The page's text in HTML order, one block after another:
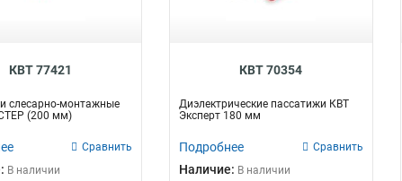
КВТ 77421
слесарно-монтажные
(200 мм)
Сравнить
В наличии
КВТ 70354
Диэлектрические пассатижи КВТ
Эксперт 180 мм
Подробнее Сравнить
Наличие: В наличии